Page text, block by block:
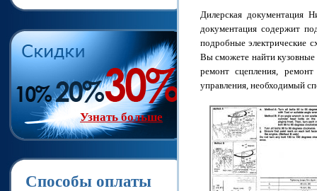
Узнать больше
Способы оплаты
Дилерская документация
документация содержит
подробные электрические
Вы сможете найти
ремонт сцепления,
управления, необходимый